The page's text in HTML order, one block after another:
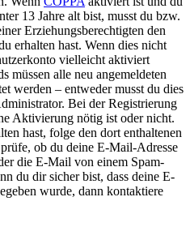
13 Jahre alt bist, musst du bzw.
Erziehungsberechtigten den
erhalten hast. Wenn dies nicht
vielleicht aktiviert
müssen alle neu angemeldeten
werden – entweder musst du dies
Bei der Registrierung
Aktivierung nötig ist oder nicht.
hast, folge den dort enthaltenen
ob du deine E-Mail-Adresse
die E-Mail von einem Spam-
du dir sicher bist, dass deine E-
wurde, dann kontaktiere